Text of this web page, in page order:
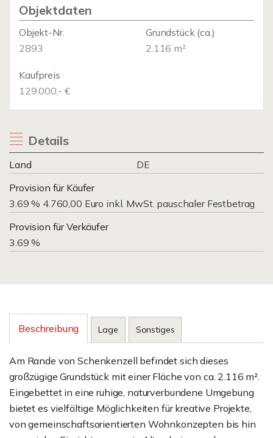
Objektdaten
Objekt-Nr.
2893
Grundstück(ca.)
2.116 m²
Kaufpreis
129.000,- €
Details
Land
DE
Provision für Käufer
3.69 % 4.760,00 Euro inkl. MwSt. pauschaler Festbetrag
Provision für Verkäufer
3.69 %
Beschreibung Lage Sonstiges
Am Rande von Schenkenzell befindet sich dieses
großzügige Grundstück mit einer Fläche von ca. 2.116 m².
Eingebettet in eine ruhige, naturverbundene Umgebung
bietet es vielfältige Möglichkeiten für kreative Projekte,
von gemeinschaftsorientierten Wohnkonzepten bis hin